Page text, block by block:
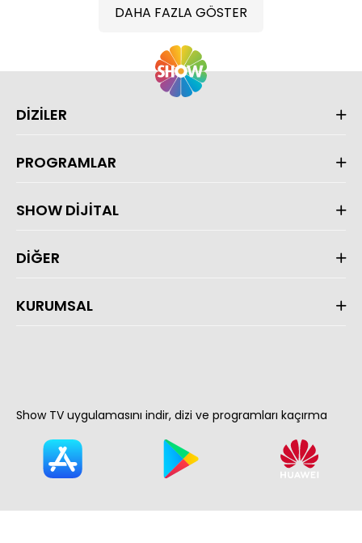
DAHA FAZLA GÖSTER
DİZİLER
PROGRAMLAR
SHOW DİJİTAL
DİĞER
KURUMSAL
Show TV uygulamasını indir, dizi ve programları kaçırma